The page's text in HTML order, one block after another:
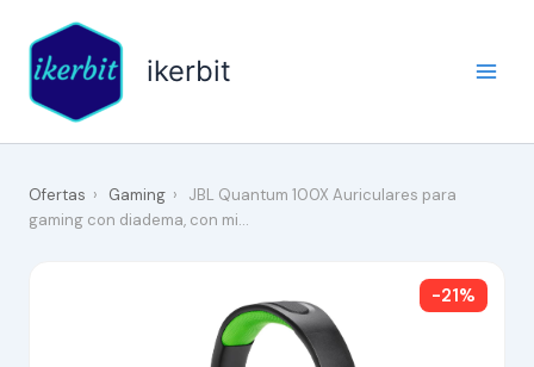
contenido
ikerbit
Ofertas › Gaming ›
JBL Quantum 100X Auriculares para
gaming con diadema, con mi…
-21%